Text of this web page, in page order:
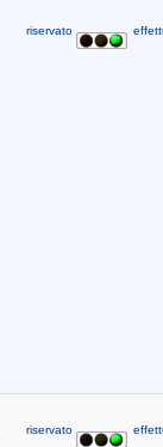
riservato
riservato